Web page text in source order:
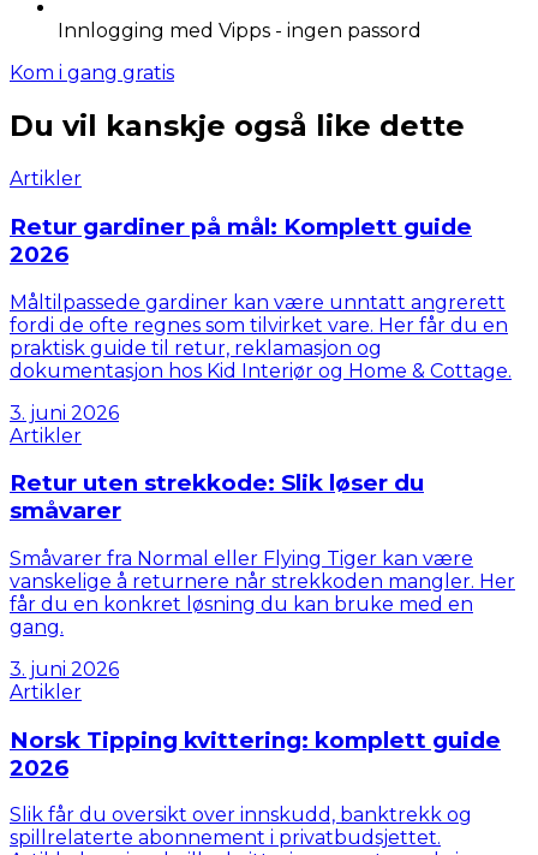
Innlogging med Vipps - ingen passord
Kom i gang gratis
Du vil kanskje også like dette
Artikler
Retur gardiner på mål: Komplett guide
2026
Måltilpassede gardiner kan være unntatt angrerett
fordi de ofte regnes som tilvirket vare. Her får du en
praktisk guide til retur, reklamasjon og
dokumentasjon hos Kid Interiør og Home & Cottage.
3. juni 2026
Artikler
Retur uten strekkode: Slik løser du
småvarer
Småvarer fra Normal eller Flying Tiger kan være
vanskelige å returnere når strekkoden mangler. Her
får du en konkret løsning du kan bruke med en
gang.
3. juni 2026
Artikler
Norsk Tipping kvittering: komplett guide
2026
Slik får du oversikt over innskudd, banktrekk og
spillrelaterte abonnement i privatbudsjettet.